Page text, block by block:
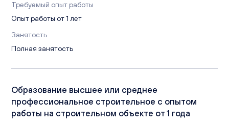
3-комнатные
4-комнатные
5-комнатные
О компании
Документы
Контакты
Образование высшее или среднее
профессиональное строительное с опытом
работы на строительном объекте от 1 года
Требуемый опыт работы
Опыт работы от 1 лет
Занятость
Полная занятость